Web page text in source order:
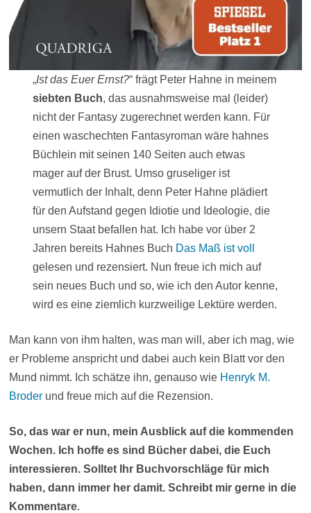
„Ist das Euer Ernst?“ frägt Peter Hahne in meinem
siebten Buch, das ausnahmsweise mal (leider)
nicht der Fantasy zugerechnet werden kann. Für
einen waschechten Fantasyroman wäre hahnes
Büchlein mit seinen 140 Seiten auch etwas
mager auf der Brust. Umso gruseliger ist
vermutlich der Inhalt, denn Peter Hahne plädiert
für den Aufstand gegen Idiotie und Ideologie, die
unsern Staat befallen hat. Ich habe vor über 2
Jahren bereits Hahnes Buch Das Maß ist voll
gelesen und rezensiert. Nun freue ich mich auf
sein neues Buch und so, wie ich den Autor kenne,
wird es eine ziemlich kurzweilige Lektüre werden.
Man kann von ihm halten, was man will, aber ich mag, wie
er Probleme anspricht und dabei auch kein Blatt vor den
Mund nimmt. Ich schätze ihn, genauso wie Henryk M.
Broderund freue mich auf die Rezension.
So, das war er nun, mein Ausblick auf die kommenden
Wochen. Ich hoffe es sind Bücher dabei, die Euch
interessieren. Solltet Ihr Buchvorschläge für mich
haben, dann immer her damit. Schreibt mir gerne in die
Kommentare.